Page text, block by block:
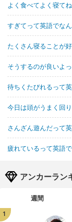
よく食べてよく寝て
すぎてって英語でな
たくさん寝ることが
そうするのが良いよ
待ちくたびれるって
今日は頭がうまく回
さんざん遊んだって
疲れているって英語
アンカーラン
週間
1